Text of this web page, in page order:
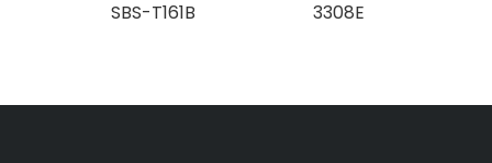
SBS-T161B
3308E